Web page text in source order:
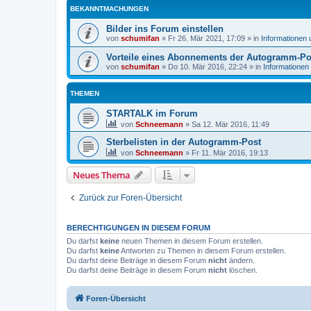
BEKANNTMACHUNGEN
Bilder ins Forum einstellen
von schumifan » Fr 26. Mär 2021, 17:09 » in Informationen
Vorteile eines Abonnements der Autogramm-
von schumifan » Do 10. Mär 2016, 22:24 » in
THEMEN
STARTALK im Forum
von Schneemann » Sa 12. Mär 2016, 11:49
Sterbelisten in der Autogramm-Post
von Schneemann » Fr 11. Mär 2016, 19:13
Neues Thema
Zurück zur Foren-Übersicht
BERECHTIGUNGEN IN DIESEM FORUM
Du darfst keine neuen Themen in diesem Forum erstellen.
Du darfst keineAntworten zu Themen in diesem Forum erstellen.
Du darfst deine Beiträge in diesem Forum nicht ändern.
Du darfst deine Beiträge in diesem Forum nicht löschen.
Foren-Übersicht